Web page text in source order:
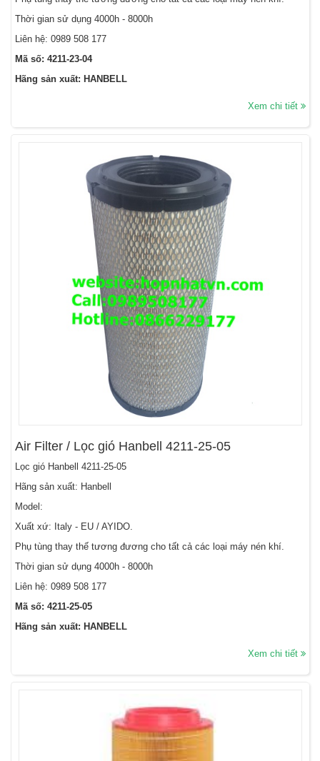
Thời gian sử dụng 4000h - 8000h
Liên hệ: 0989 508 177
Mã số: 4211-23-04
Hãng sản xuất: HANBELL
Xem chi tiết
Air Filter / Lọc gió Hanbell 4211-25-05
Lọc gió Hanbell 4211-25-05
Hãng sản xuất: Hanbell
Model:
Xuất xứ: Italy - EU / AYIDO.
Phụ tùng thay thế tương đương cho tất cả các loại máy nén khí.
Thời gian sử dụng 4000h - 8000h
Liên hệ: 0989 508 177
Mã số: 4211-25-05
Hãng sản xuất: HANBELL
Xem chi tiết